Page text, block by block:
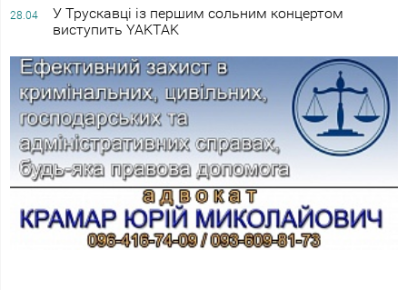
28.04
У Трускавці із першим сольним концертом
виступить YAKTAK